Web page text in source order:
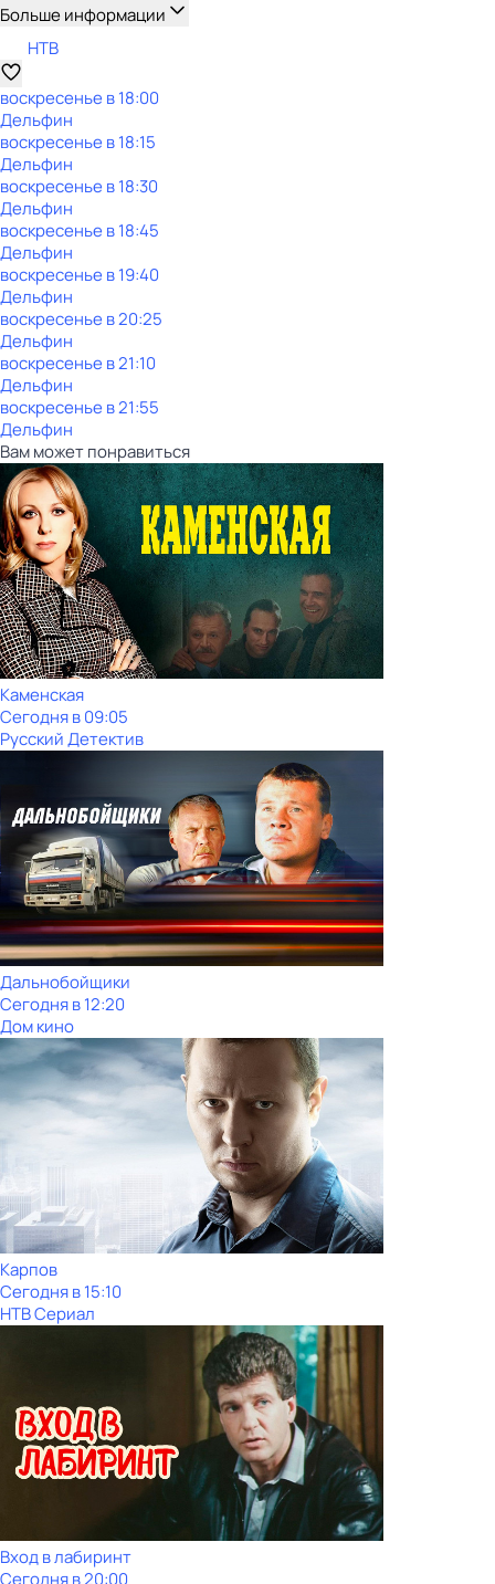
Больше информации
НТВ
воскресенье в18:00
Дельфин
воскресенье в18:15
Дельфин
воскресенье в18:30
Дельфин
воскресенье в18:45
Дельфин
воскресенье в19:40
Дельфин
воскресенье в20:25
Дельфин
воскресенье в21:10
Дельфин
воскресенье в21:55
Дельфин
Вам может понравиться
Каменская
Сегодня в 09:05
Русский Детектив
Дальнобойщики
Сегодня в 12:20
Дом кино
Карпов
Сегодня в 15:10
НТВ Сериал
Вход в лабиринт
Сегодня в 20:00